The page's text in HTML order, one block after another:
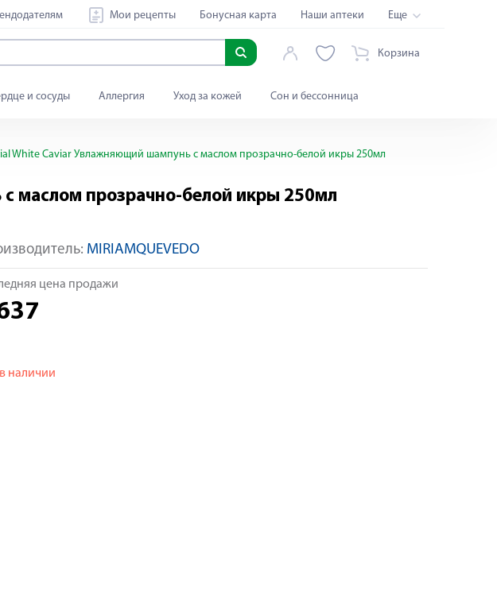
Мои рецепты Бонусная карта Наши аптеки Еще
Корзина
и сосуды Аллергия Уход за кожей Сон и бессонница
White Caviar Увлажняющий шампунь с маслом прозрачно-белой икры 250мл
маслом прозрачно-белой икры 250мл
MIRIAMQUEVEDO
цена продажи
наличии